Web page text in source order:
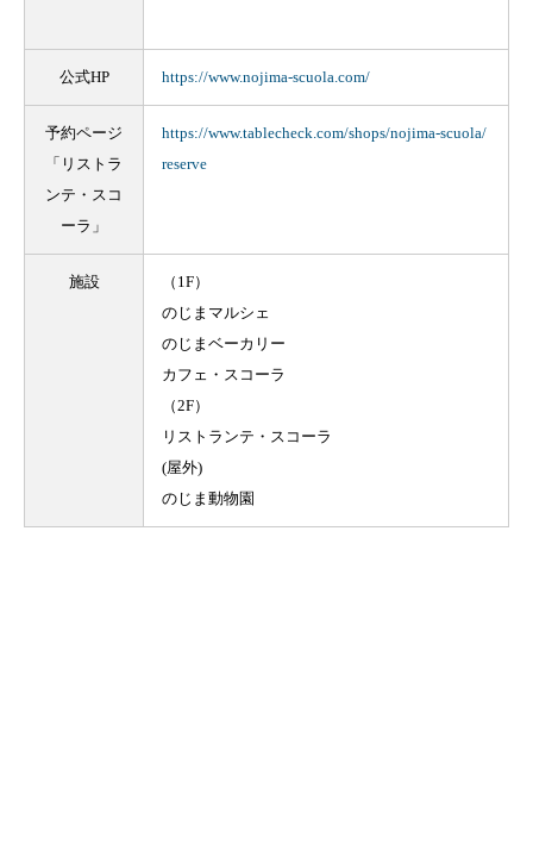
公式HP https://www.nojima-scuola.com/
予約ページ
「リストラ
ンテ・スコ
ーラ」
https://www.tablecheck.com/shops/nojima-scuola/
reserve
施設
（1F）
のじまマルシェ
のじまベーカリー
カフェ・スコーラ
（2F）
リストランテ・スコーラ
(屋外)
のじま動物園